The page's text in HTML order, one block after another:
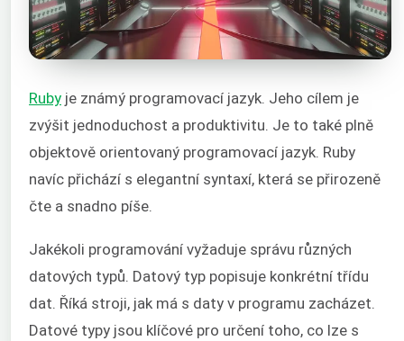
Ruby je známý programovací jazyk. Jeho cílem je
zvýšit jednoduchost a produktivitu. Je to také plně
objektově orientovaný programovací jazyk. Ruby
navíc přichází s elegantní syntaxí, která se přirozeně
čte a snadno píše.
Jakékoli programování vyžaduje správu různých
datových typů. Datový typ popisuje konkrétní třídu
dat. Říká stroji, jak má s daty v programu zacházet.
Datové typy jsou klíčové pro určení toho, co lze s